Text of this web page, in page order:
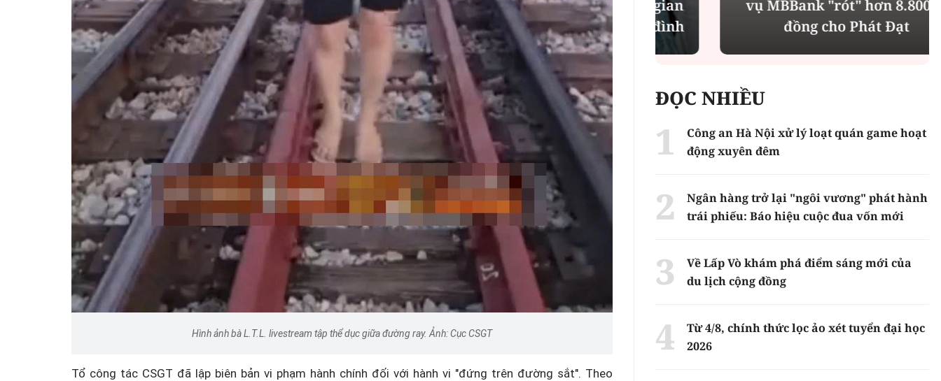
Hình ảnh bà L.T.L. livestream tập thể dục giữa đường ray. Ảnh: Cục CSGT
Tổ công tác CSGT đã lập biên bản vi phạm hành chính đối với hành vi "đứng trên đường sắt". Theo
vì lẽ công
tiếp cận các dịch vụ y tế kỹ thuật
cao
Quỳnh càng trân trọng thời gian
bên cha sau biến cố của gia đình
vụ MBBank "rót" hơn 8.800 tỷ
đồng cho Phát Đạt
ĐỌC NHIỀU
Công an Hà Nội xử lý loạt quán game hoạt
động xuyên đêm
Ngân hàng trở lại "ngôi vương" phát hành
trái phiếu: Báo hiệu cuộc đua vốn mới
Về Lấp Vò khám phá điểm sáng mới của
du lịch cộng đồng
Từ 4/8, chính thức lọc ảo xét tuyển đại học
2026